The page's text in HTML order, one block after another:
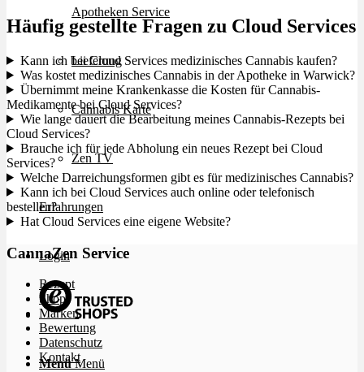
Apotheken Service
Lieferung
Cannabis Karte
Zen TV
Erfahrungen
Login
Menü Menü
Häufig gestellte Fragen zu Cloud Services
Kann ich bei Cloud Services medizinisches Cannabis kaufen?
Was kostet medizinisches Cannabis in der Apotheke in Warwick?
Übernimmt meine Krankenkasse die Kosten für Cannabis-
Medikamente bei Cloud Services?
Wie lange dauert die Bearbeitung meines Cannabis-Rezepts bei
Cloud Services?
Brauche ich für jede Abholung ein neues Rezept bei Cloud
Services?
Welche Darreichungsformen gibt es für medizinisches Cannabis?
Kann ich bei Cloud Services auch online oder telefonisch
bestellen?
Hat Cloud Services eine eigene Website?
CannaZen Service
Rezept
Shop
Marken
Bewertung
Datenschutz
Kontakt